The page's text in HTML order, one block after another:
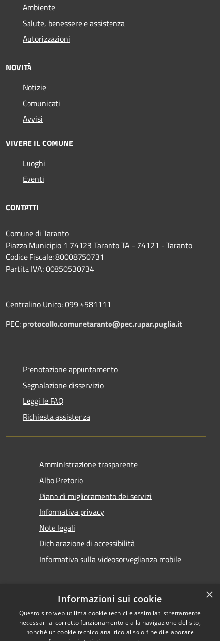
Ambiente
Salute, benessere e assistenza
Autorizzazioni
NOVITÀ
Notizie
Comunicati
Avvisi
VIVERE IL COMUNE
Luoghi
Eventi
CONTATTI
Comune di Taranto
Piazza Municipio 1 74123 Taranto TA - 74121 - Taranto
Codice Fiscale: 80008750731
Partita IVA: 00850530734
Centralino Unico: 099 4581111
PEC: protocollo.comunetaranto@pec.rupar.puglia.it
Prenotazione appuntamento
Segnalazione disservizio
Leggi le FAQ
Richiesta assistenza
Amministrazione trasparente
Albo Pretorio
Piano di miglioramento dei servizi
Informativa privacy
Note legali
Dichiarazione di accessibilità
Informativa sulla videosorveglianza mobile
RSS
Accessibilità
Copyright © 2026 • Comune di
Taranto • Powered by
×
Informazioni sui cookie
Questo sito web utilizza cookie tecnici e assimilati strettamente
necessari al corretto funzionamento e alla navigazione del sito,
nonché un cookie tecnico analitico al solo fine di elaborare